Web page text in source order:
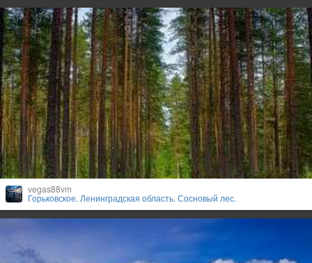
vegas88vm
Горьковское. Ленинградская область. Сосновый лес.